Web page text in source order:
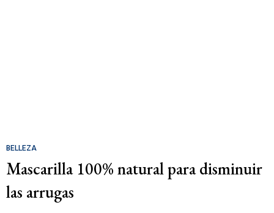
BELLEZA
Mascarilla 100% natural para disminuir
las arrugas